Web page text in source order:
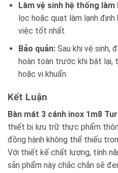
Làm vệ sinh hệ thống làm
lọc hoặc quạt làm lạnh
việc tốt nhất.
Bảo quản:Sau khi vệ sinh,
hoàn toàn trước khi bật lại,
hoặc vi khuẩn.
Kết Luận
Bàn mát 3 cánh inox 1m8
thiết bị lưu trữ thực phẩm
đồng hành không thể thiếu
Với thiết kế chất lượng, tính
sản phẩm này chắc chắn sẽ